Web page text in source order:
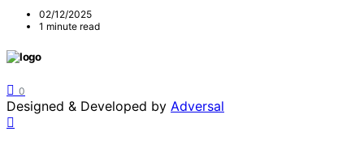
02/12/2025
1 minute read
0
Designed & Developed by Adversal